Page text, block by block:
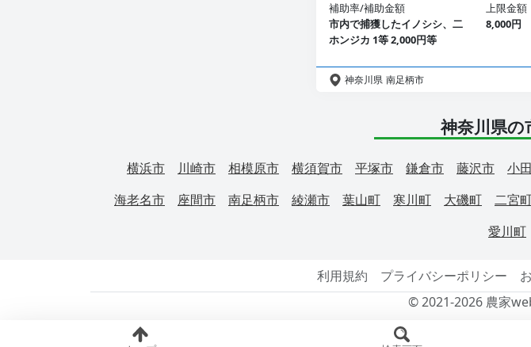
補助率/補助金額
市内で捕獲したイノシシ、二
ホンジカ 1等 2,000円等
上限金額
8,000円
神奈川県 南足柄市
神奈川県の
横浜市 川崎市 相模原市 横須賀市 平塚市 鎌倉市 藤沢市 小
海老名市
座間市 南足柄市 綾瀬市 葉山町 寒川町 大磯町 二宮
愛川町
利用規約 プライバシーポリシー
© 2021-2026 農家